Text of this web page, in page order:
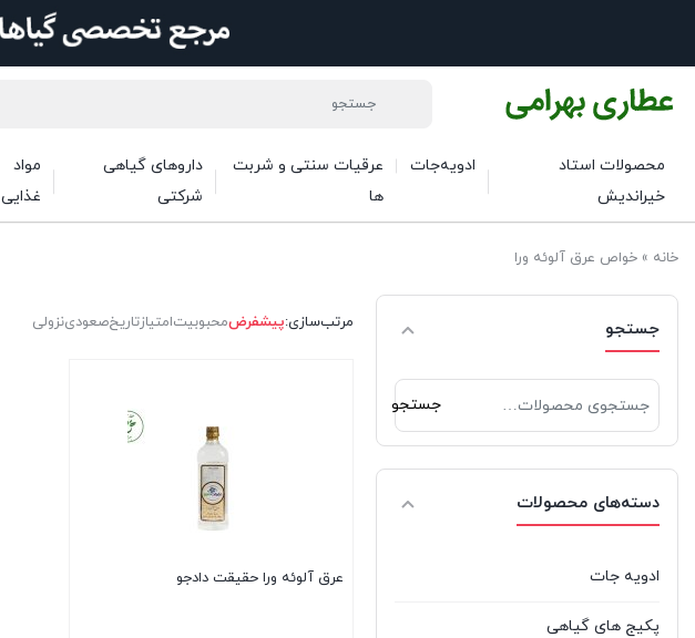
محصولات استاد
خیراندیش
ادویه‌جات
عرقیات سنتی و شربت
ها
داروهای گیاهی
شرکتی
مواد
غذایی
خانه » خواص عرق آلوئه ورا
جستجو
برای:
جستجو
دسته‌های محصولات
ادویه جات
پکیج های گیاهی
مرتب‌سازی:پیشفرضمحبوبیتامتیازتاریخصعودینزولی
عرق آلوئه ورا حقیقت دادجو